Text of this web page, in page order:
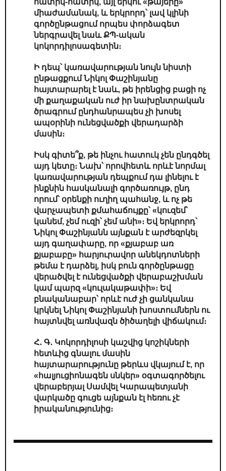
միաժամանակ, և երկրորդ՝ լավ կլինի
գործընթացում որպես փորձագետ
ներգրավել նաև ՔՊ-ական
կոկորդիլոսագետին։
Ի դեպ՝ կառավարության նույն նիստի
ընթացքում Նիկոլ Փաշինյանը
հայտարարել է նաև, թե իրենցից բացի ոչ
մի քաղաքական ուժ իր նախընտրական
ծրագրում ընդհանրապես չի խոսել
ապօրինի ունեցվածքի վերադարձի
մասին։
Իսկ գիտե՞ք, թե ինչու հատուկ չեն ընդգծել
այդ կետը։ Նախ՝ որովհետև որևէ նորմալ
կառավարության դեպքում դա լինելու է
ինքնին հասկանալի գործառույթ, ընդ
որում՝ օրենքի ուղիղ պահանջ, և ոչ թե
վարչապետի քմահաճույքը՝ «կուզեմ՝
կանեմ, չեմ ուզի՝ չեմ անի»։ Եվ երկրորդ՝
Նիկոլ Փաշինյանն այնքան է արժեզրկել
այդ գաղափարը, որ «քյաբաբ առ
քյաբաբը» հարյուրավոր անեկդոտների
թեմա է դարձել, իսկ բուն գործընթացը
վերածվել է ունեցվածքի վերաբաշխման
կամ պարզ «կուլակաթափի»։ Եվ
բնականաբար՝ որևէ ուժ չի ցանկանա
կրկնել Նիկոլ Փաշինյանի խոստումներն ու
հայտնվել առնվազն ծիծաղելի վիճակում։
Հ․ Գ․ Կոկորդիլոսի կաշվից կոշիկների
հետևից գնալու մասին
հայտարարությունը թերևս վկայում է, որ
«հալյուցիոնագեն սնկեր» օգտագործելու
վերաբերյալ Սամվել Կարապետյանի
վարկածը գուցե այնքան էլ հեռու չէ
իրականությունից։